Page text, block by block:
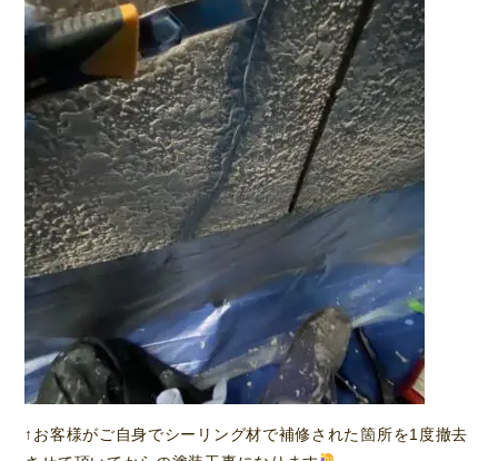
↑お客様がご自身でシーリング材で補修された箇所を1度撤去